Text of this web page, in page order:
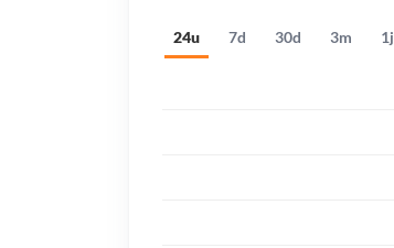
24u 7d 30d 3m 1j